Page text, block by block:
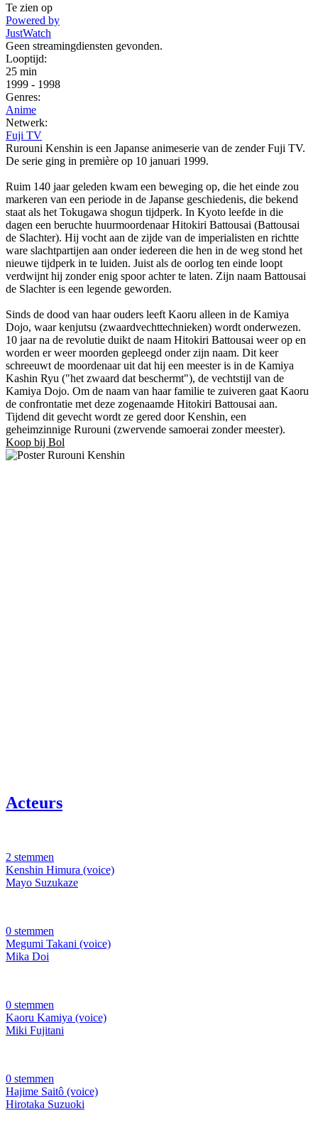
Te zien op
Powered by
JustWatch
Geen streamingdiensten gevonden.
Looptijd:
25 min
1999 - 1998
Genres:
Anime
Netwerk:
Fuji TV
Rurouni Kenshin is een Japanse animeserie van de zender Fuji TV.
De serie ging in première op 10 januari 1999.
Ruim 140 jaar geleden kwam een beweging op, die het einde zou
markeren van een periode in de Japanse geschiedenis, die bekend
staat als het Tokugawa shogun tijdperk. In Kyoto leefde in die
dagen een beruchte huurmoordenaar Hitokiri Battousai (Battousai
de Slachter). Hij vocht aan de zijde van de imperialisten en richtte
ware slachtpartijen aan onder iedereen die hen in de weg stond het
nieuwe tijdperk in te luiden. Juist als de oorlog ten einde loopt
verdwijnt hij zonder enig spoor achter te laten. Zijn naam Battousai
de Slachter is een legende geworden.
Sinds de dood van haar ouders leeft Kaoru alleen in de Kamiya
Dojo, waar kenjutsu (zwaardvechttechnieken) wordt onderwezen.
10 jaar na de revolutie duikt de naam Hitokiri Battousai weer op en
worden er weer moorden gepleegd onder zijn naam. Dit keer
schreeuwt de moordenaar uit dat hij een meester is in de Kamiya
Kashin Ryu ("het zwaard dat beschermt"), de vechtstijl van de
Kamiya Dojo. Om de naam van haar familie te zuiveren gaat Kaoru
de confrontatie met deze zogenaamde Hitokiri Battousai aan.
Tijdend dit gevecht wordt ze gered door Kenshin, een
geheimzinnige Rurouni (zwervende samoerai zonder meester).
Koop bij Bol
Acteurs
2 stemmen
Kenshin Himura (voice)
Mayo Suzukaze
0 stemmen
Megumi Takani (voice)
Mika Doi
0 stemmen
Kaoru Kamiya (voice)
Miki Fujitani
0 stemmen
Hajime Saitô (voice)
Hirotaka Suzuoki